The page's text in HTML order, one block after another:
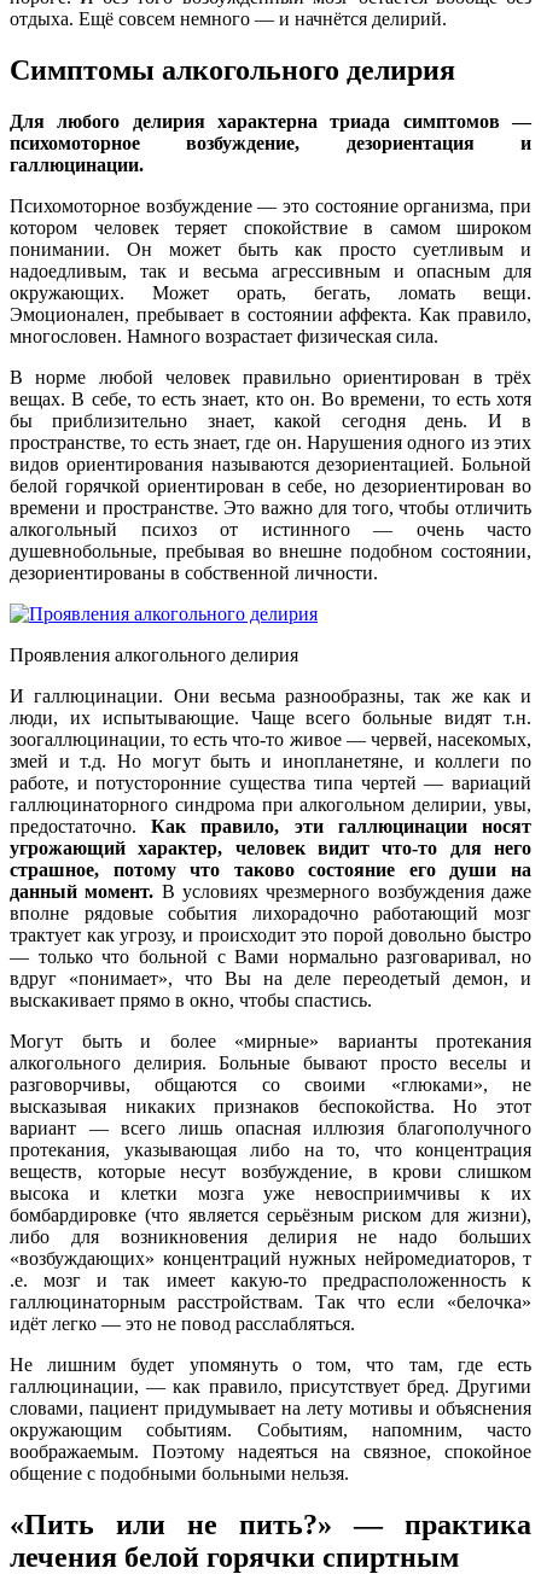
отдыха. Ещё совсем немного — и начнётся делирий.
Симптомы алкогольного делирия
Для любого делирия характерна триада симптомов —
психомоторное возбуждение, дезориентация и
галлюцинации.
Психомоторное возбуждение — это состояние организма, при
котором человек теряет спокойствие в самом широком
понимании. Он может быть как просто суетливым и
надоедливым, так и весьма агрессивным и опасным для
окружающих. Может орать, бегать, ломать вещи.
Эмоционален, пребывает в состоянии аффекта. Как правило,
многословен. Намного возрастает физическая сила.
В норме любой человек правильно ориентирован в трёх
вещах. В себе, то есть знает, кто он. Во времени, то есть хотя
бы приблизительно знает, какой сегодня день. И в
пространстве, то есть знает, где он. Нарушения одного из этих
видов ориентирования называются дезориентацией. Больной
белой горячкой ориентирован в себе, но дезориентирован во
времени и пространстве. Это важно для того, чтобы отличить
алкогольный психоз от истинного — очень часто
душевнобольные, пребывая во внешне подобном состоянии,
дезориентированы в собственной личности.
Проявления алкогольного делирия
И галлюцинации. Они весьма разнообразны, так же как и
люди, их испытывающие. Чаще всего больные видят т.н.
зоогаллюцинации, то есть что-то живое — червей, насекомых,
змей и т.д. Но могут быть и инопланетяне, и коллеги по
работе, и потусторонние существа типа чертей — вариаций
галлюцинаторного синдрома при алкогольном делирии, увы,
предостаточно.Как правило, эти галлюцинации носят
угрожающий характер, человек видит что-то для него
страшное, потому что таково состояние его души на
данный момент. В условиях чрезмерного возбуждения даже
вполне рядовые события лихорадочно работающий мозг
трактует как угрозу, и происходит это порой довольно быстро
— только что больной с Вами нормально разговаривал, но
вдруг «понимает», что Вы на деле переодетый демон, и
выскакивает прямо в окно, чтобы спастись.
Могут быть и более «мирные» варианты протекания
алкогольного делирия. Больные бывают просто веселы и
разговорчивы, общаются со своими «глюками», не
высказывая никаких признаков беспокойства. Но этот
вариант — всего лишь опасная иллюзия благополучного
протекания, указывающая либо на то, что концентрация
веществ, которые несут возбуждение, в крови слишком
высока и клетки мозга уже невосприимчивы к их
бомбардировке (что является серьёзным риском для жизни),
либо для возникновения делирия не надо больших
«возбуждающих» концентраций нужных нейромедиаторов, т
.е. мозг и так имеет какую-то предрасположенность к
галлюцинаторным расстройствам. Так что если «белочка»
идёт легко — это не повод расслабляться.
Не лишним будет упомянуть о том, что там, где есть
галлюцинации, — как правило, присутствует бред. Другими
словами, пациент придумывает на лету мотивы и объяснения
окружающим событиям. Событиям, напомним, часто
воображаемым. Поэтому надеяться на связное, спокойное
общение с подобными больными нельзя.
«Пить или не пить?» — практика
лечения белой горячки спиртным